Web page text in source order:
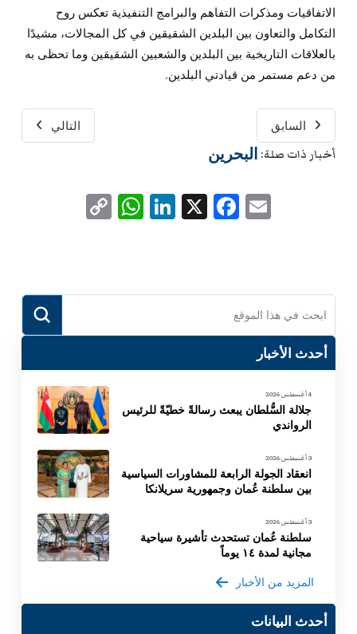
الاتفاقيات ومذكرات التفاهم والبرامج التنفيذية تعكس روح
التكامل والتعاون بين البلدين الشقيقين في كل المجالات، مشيدًا
بالعلاقات التاريخية بين البلدين والشعبين الشقيقين وما تحظى به
من دعم مستمر من قيادتي البلدين.
السابق التالي
أخبار ذات صلة: البحرين
Email
Facebook
X
LinkedIn
WhatsApp
Copy
Search
أحدث الأخبار
4 أغسطس 2026
جلالة السُّلطان يبعث رسالةً خطيّةً للرئيس
الرواندي
3 أغسطس 2026
انعقاد الجولة الرابعة للمشاورات السياسية
بين سلطنة عُمان وجمهورية سريلانكا
3 أغسطس 2026
سلطنة عُمان تستحدث تأشيرة سياحية
مجانية لمدة ١٤ يوماً
المزيد من الأخبار
أحدث البيانات